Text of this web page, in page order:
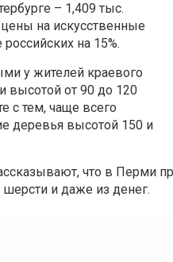
– 1,409 тыс.
на искусственные
на 15%.
у жителей краевого
высотой от 90 до 120
с тем, чаще всего
деревья высотой 150 и
что в Перми
и даже из денег.